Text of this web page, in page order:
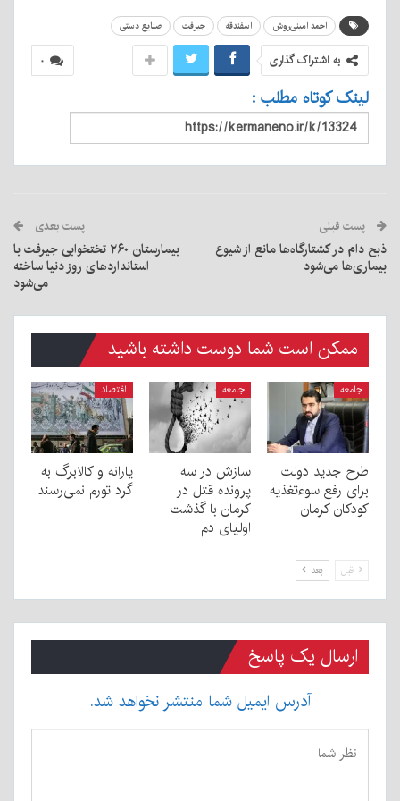
احمد امینی‌روش اسفندقه جیرفت صنایع دستی
۰ به اشتراک گذاری
لینک کوتاه مطلب :
پست قبلی
ذبح دام در کشتارگاه‌ها مانع از شیوع
بیماری‌ها می‌شود
پست بعدی
بیمارستان ۲۶۰ تختخوابی جیرفت با
استانداردهای روز دنیا ساخته
می‌شود
ممکن است شما دوست داشته باشید
جامعه
طرح جدید دولت
برای رفع سوءتغذیه
کودکان کرمان
جامعه
سازش در سه
پرونده قتل در
کرمان با گذشت
اولیای دم
اقتصاد
یارانه و کالابرگ به
گرد تورم نمی‌رسند
قبل بعد
ارسال یک پاسخ
آدرس ایمیل شما منتشر نخواهد شد.